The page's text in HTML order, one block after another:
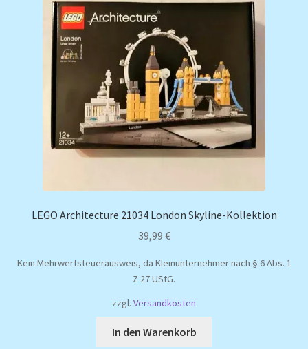
LEGO Architecture 21034 London Skyline-Kollektion
39,99 €
Kein Mehrwertsteuerausweis, da Kleinunternehmer nach § 6 Abs. 1
Z 27 UStG.
zzgl. Versandkosten
In den Warenkorb